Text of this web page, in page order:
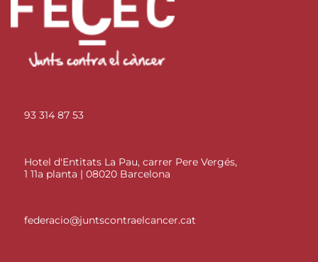
93 314 87 53
Hotel d'Entitats La Pau, carrer Pere Vergés,
1 11a planta | 08020 Barcelona
federacio@juntscontraelcancer.cat